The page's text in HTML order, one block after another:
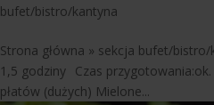
bufet/bistro/kantyna
Strona główna » sekcja bufet/
1,5 godziny Czas
płatów (dużych) Mielone...